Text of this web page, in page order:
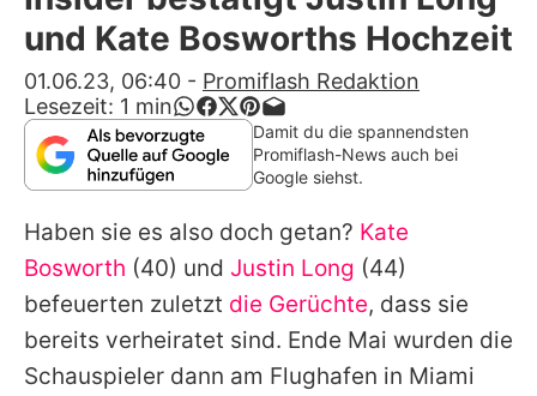
Alle Themen auf Promiflash
App runterladen
Team
Redaktionelle Richtlinien
Impressum
Datenschutzerklärung
Nutzungsbedingungen
und Kate Bosworths Hochzeit
01.06.23, 06:40 - Promiflash Redaktion
Lesezeit: 1 min
Damit du die spannendsten
Promiflash-News auch bei
Google siehst.
Haben sie es also doch getan? Kate
Bosworth (40) und Justin Long (44)
befeuerten zuletzt die Gerüchte, dass sie
bereits verheiratet sind. Ende Mai wurden die
Schauspieler dann am Flughafen in Miami